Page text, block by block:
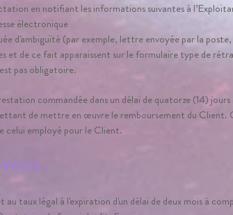
en notifiant les informations suivantes à
électronique
d'ambiguïté (par exemple, lettre envoyée par la
et de ce fait apparaissent sur le formulaire type de
pas obligatoire.
commandée dans un délai de quatorze (14)
de mettre en œuvre le remboursement du Client.
celui employé pour le Client.
:
taux légal à l'expiration d'un délai de deux mois à